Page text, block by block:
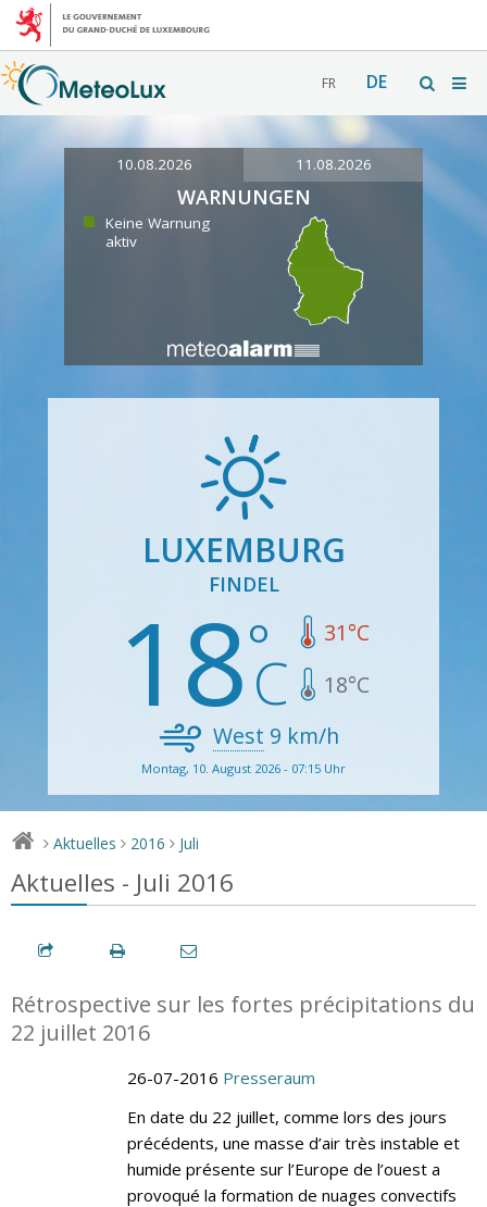
FR DE
10.08.2026 11.08.2026
WARNUNGEN
Keine Warnung
aktiv
LUXEMBURG
FINDEL
18 31°C
18°C
West 9 km/h
Montag, 10. August 2026 - 07:15 Uhr
> Aktuelles > 2016 > Juli
Aktuelles - Juli 2016
Rétrospective sur les fortes précipitations du
22 juillet 2016
26-07-2016 Presseraum
En date du 22 juillet, comme lors des jours
précédents, une masse d’air très instable et
humide présente sur l’Europe de l’ouest a
provoqué la formation de nuages convectifs